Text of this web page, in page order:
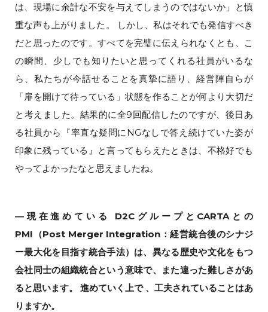
は、現場に余計な不安を与えてしまうのではないか」と慎
重な声も上がりました。 しかし、私はそれでも発信すべき
だと思ったのです。すべてを完璧に伝えられなくとも、こ
の瞬間、少しでも知りたいと思ってくれる社員がいるな
ら、私たちが今話せることを真摯に語り、経営陣自らが
「扉を開けて待っている」状態を作ることが何より大切だ
と考えました。結果的に全9回配信したのですが、後日あ
る社員から『率直な疑問にNGなしで答え続けていた姿が
印象に残っている』と言ってもらえたときは、不格好でも
やってよかったなと思えましたね。
―現在進めている D2CグループとCARTAとの
PMI（Post Merger Integration：経営統合後のシナジ
ー最大化を目指す統合手法）は、異なる歴史や文化をもつ
会社同士の組織統合という意味で、また違った難しさがあ
ると思います。 進めていく上で 、工夫されていることはあ
りますか。